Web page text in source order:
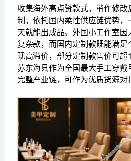
收集海外高点赞款式，稍作修改
制，依托国内柔性供应链优势，
天就能出成品。外国小工作室因
复杂款，而国内定制款既能满足
现高溢价，部分定制款售价可超
苏东海县作为全国最大手工穿
完整产业链，可作为优质货源对